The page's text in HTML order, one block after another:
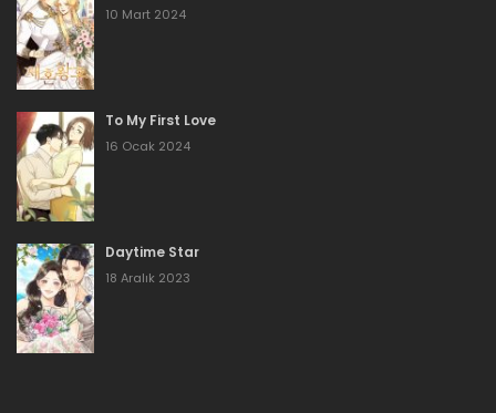
10 Mart 2024
To My First Love
16 Ocak 2024
Daytime Star
18 Aralık 2023